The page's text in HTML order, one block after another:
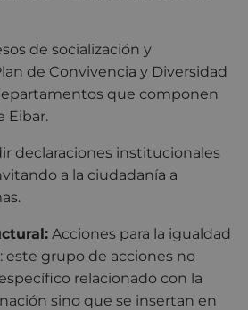
de socialización y
de Convivencia y Diversidad
que componen
Eibar.
declaraciones institucionales
a la ciudadanía a
Acciones para la igualdad
este grupo de acciones no
relacionado con la
sino que se insertan en